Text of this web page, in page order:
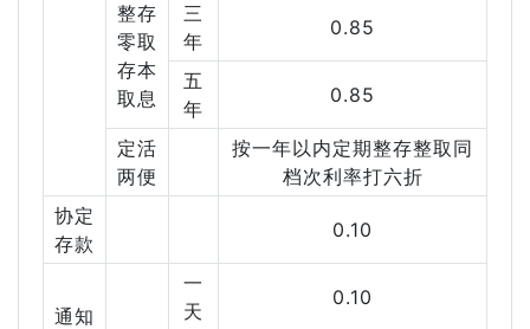
整存
零取
存本
取息
三
年
0.85
五
年
0.85
定活
两便
按一年以内定期整存整取同
档次利率打六折
协定
存款
0.10
通知
一
天
0.10